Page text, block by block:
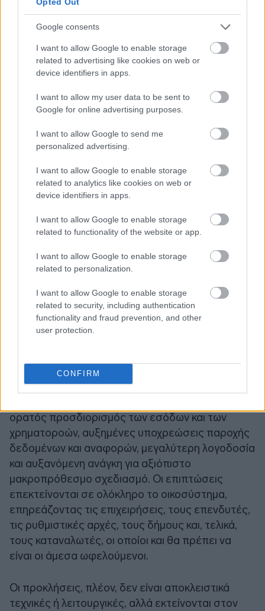
Google consents
I want to allow Google to enable storage
related to advertising like cookies on web or
device identifiers in apps.
I want to allow my user data to be sent to
Google for online advertising purposes.
I want to allow Google to send me
personalized advertising.
I want to allow Google to enable storage
related to analytics like cookies on web or
device identifiers in apps.
I want to allow Google to enable storage
related to functionality of the website or app.
I want to allow Google to enable storage
related to personalization.
I want to allow Google to enable storage
related to security, including authentication
functionality and fraud prevention, and other
user protection.
CONFIRM
Έτσι, δημιουργούνται σημαντικές ευκαιρίες, αλλά
ορατός προσδιορισμός των εσόδων και των
χρηματοροών, αυξημένες υποχρεώσεις παροχής
δεδομένων και αναφορών, μεγαλύτερη λογοδοσία
και αυξανόμενη ανάγκη για αξιόπιστο
μακροπρόθεσμο σχεδιασμό. Οι επιπτώσεις
επεκτείνονται σε ολόκληρο το οικοσύστημα,
επηρεάζοντας τις επιχειρήσεις, τους επενδυτές,
τις ρυθμιστικές αρχές, τους δήμους και, τελικά,
τους καταναλωτές, οι οποίοι και θα πρέπει να
είναι οι άμεσα ωφελούμενοι.
Οι προκλήσεις, πλέον, δεν είναι αποκλειστικά
τεχνικές ή λειτουργικές, αλλά εκτείνονται στον